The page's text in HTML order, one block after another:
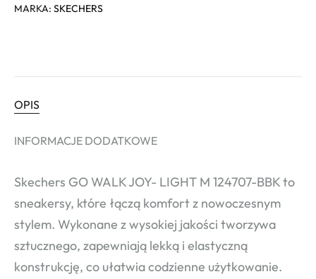
MARKA: SKECHERS
OPIS
INFORMACJE DODATKOWE
Skechers GO WALK JOY- LIGHT M 124707-BBK to
sneakersy, które łączą komfort z nowoczesnym
stylem. Wykonane z wysokiej jakości tworzywa
sztucznego, zapewniają lekką i elastyczną
konstrukcję, co ułatwia codzienne użytkowanie.